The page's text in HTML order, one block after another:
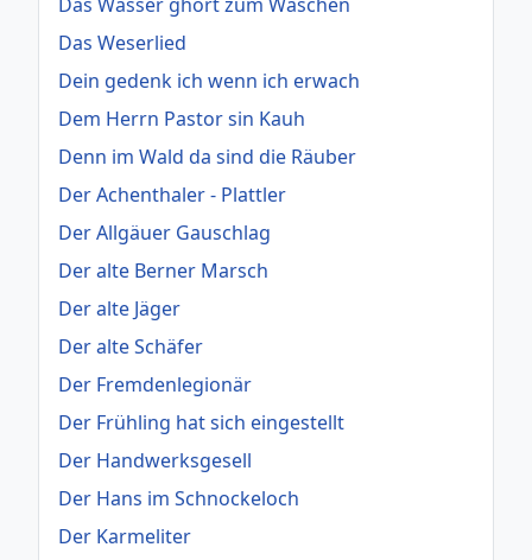
Das Weserlied
Dein gedenk ich wenn ich erwach
Dem Herrn Pastor sin Kauh
Denn im Wald da sind die Räuber
Der Achenthaler - Plattler
Der Allgäuer Gauschlag
Der alte Berner Marsch
Der alte Jäger
Der alte Schäfer
Der Fremdenlegionär
Der Frühling hat sich eingestellt
Der Handwerksgesell
Der Hans im Schnockeloch
Der Karmeliter